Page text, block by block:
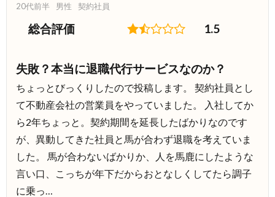
20代前半 男性 契約社員
総合評価 1.5
失敗？本当に退職代行サービスなのか？
ちょっとびっくりしたので投稿します。 契約社員とし
て不動産会社の営業員をやっていました。 入社してか
ら2年ちょっと。契約期間を延長したばかりなのです
が、異動してきた社員と馬が合わず退職を考えていま
した。 馬が合わないばかりか、人を馬鹿にしたような
言い口、こっちが年下だからおとなしくしてたら調子
に乗っ…